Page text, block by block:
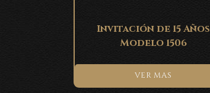
Invitación de 15 Años
Modelo 1506
VER MAS